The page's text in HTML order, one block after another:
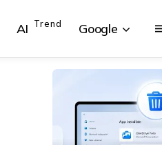
AI Trend Google